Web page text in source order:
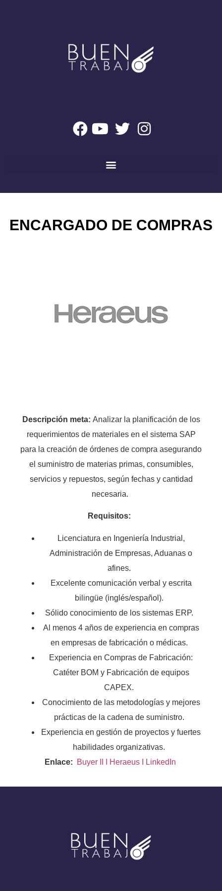
ENCARGADO DE COMPRAS
Descripción meta: Analizar la planificación de los
requerimientos de materiales en el sistema SAP
para la creación de órdenes de compra asegurando
el suministro de materias primas, consumibles,
servicios y repuestos, según fechas y cantidad
necesaria.
Requisitos:
Licenciatura en Ingeniería Industrial,
Administración de Empresas, Aduanas o
afines.
Excelente comunicación verbal y escrita
bilingüe (inglés/español).
Sólido conocimiento de los sistemas ERP.
Al menos 4 años de experiencia en compras
en empresas de fabricación o médicas.
Experiencia en Compras de Fabricación:
Catéter BOM y Fabricación de equipos
CAPEX.
Conocimiento de las metodologías y mejores
prácticas de la cadena de suministro.
Experiencia en gestión de proyectos y fuertes
habilidades organizativas.
Enlace:
Buyer II I Heraeus I LinkedIn